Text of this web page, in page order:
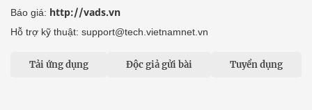
Báo giá: http://vads.vn
Hỗ trợ kỹ thuật: support@tech.vietnamnet.vn
Tải ứng dụng Độc giả gửi bài Tuyển dụng